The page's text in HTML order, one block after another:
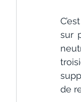
sur
de